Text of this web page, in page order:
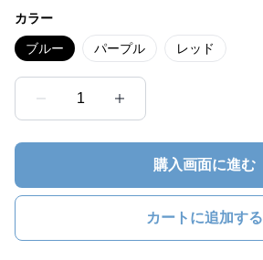
カラー
ブルー パープル レッド
1
購入画面に進む
カートに追加する